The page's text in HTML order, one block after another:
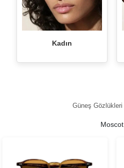
Kadın
Güneş Gözlükleri
Moscot